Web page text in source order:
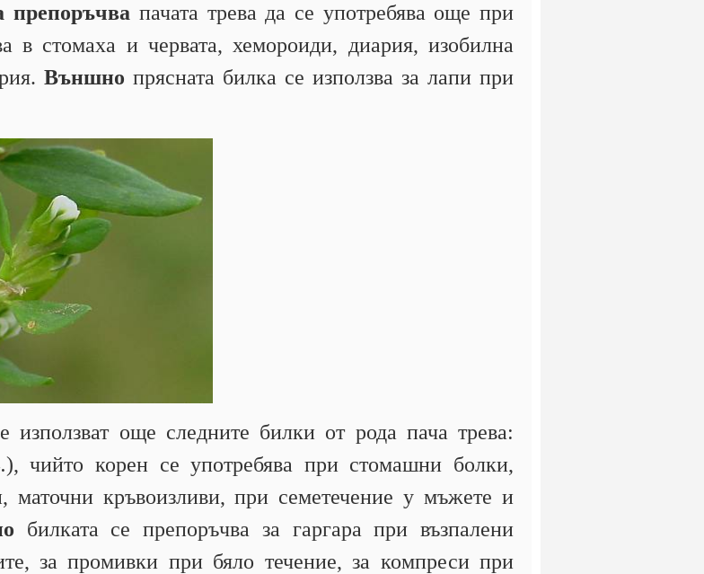
препоръчва пачата трева да се употребява още при
в стомаха и червата, хемороиди, диария, изобилна
Външно прясната билка се използва за лапи при
използват още следните билки от рода пача трева:
), чийто корен се употребява при стомашни болки,
маточни кръвоизливи, при семетечение у мъжете и
билката се препоръчва за гаргара при възпалени
за промивки при бяло течение, за компреси при